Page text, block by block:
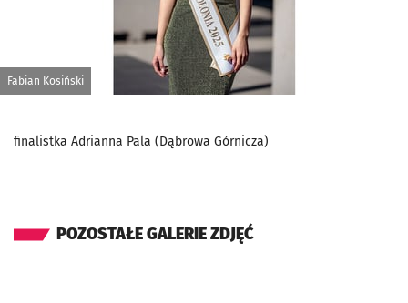
Fabian Kosiński
finalistka Adrianna Pala (Dąbrowa Górnicza)
POZOSTAŁE GALERIE ZDJĘĆ